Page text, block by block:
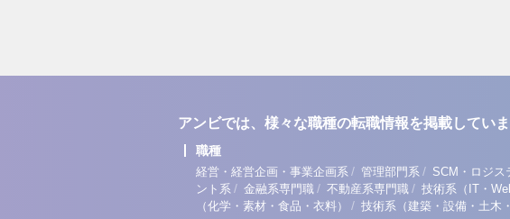
アンビでは、様々な職種の転職情報を掲載していま
職種
経営・経営企画・事業企画系 / 管理部門系 / SCM・ロジス
ント系 / 金融系専門職 / 不動産系専門職 / 技術系（IT・
（化学・素材・食品・衣料）
/ 技術系（建築・設備・土木